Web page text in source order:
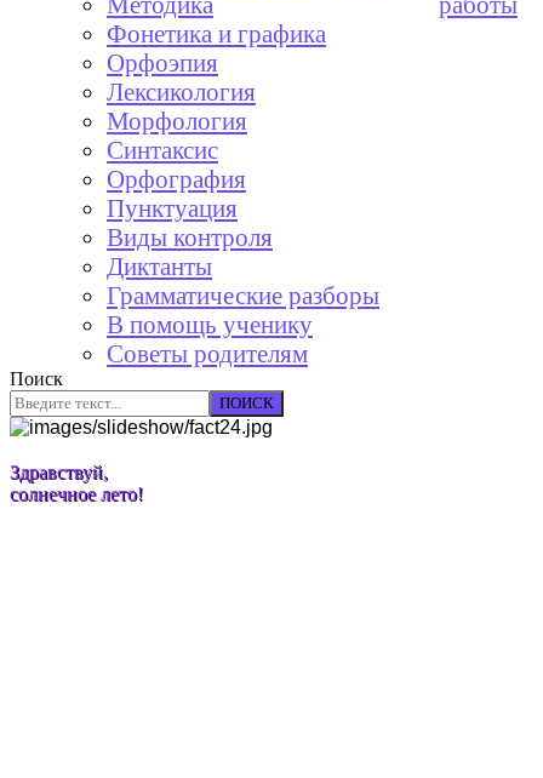
Фонетика и графика
Орфоэпия
Лексикология
Морфология
Синтаксис
Орфография
Пунктуация
Виды контроля
Диктанты
Грамматические разборы
В помощь ученику
Советы родителям
Поиск
ПОИСК
Здравствуй,
солнечное лето!